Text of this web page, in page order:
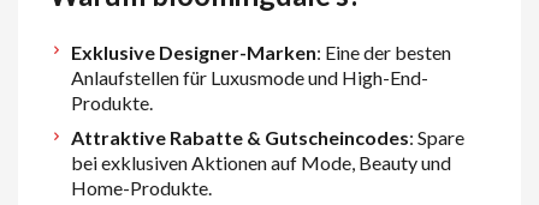
Exklusive Designer-Marken: Eine der besten
Anlaufstellen für Luxusmode und High-End-
Produkte.
Attraktive Rabatte & Gutscheincodes: Spare
bei exklusiven Aktionen auf Mode, Beauty und
Home-Produkte.